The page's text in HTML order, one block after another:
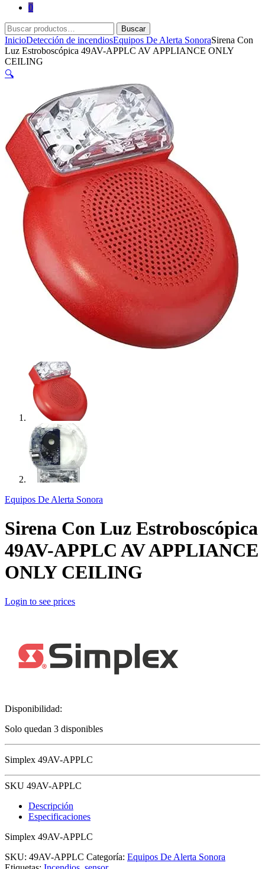
0
Buscar
por:
Buscar
InicioDetección de incendiosEquipos De Alerta SonoraSirena Con
Luz Estroboscópica 49AV-APPLC AV APPLIANCE ONLY
CEILING
🔍
Equipos De Alerta Sonora
Sirena Con Luz Estroboscópica
49AV-APPLC AV APPLIANCE
ONLY CEILING
Login to see prices
Disponibilidad:
Solo quedan 3 disponibles
Simplex 49AV-APPLC
SKU 49AV-APPLC
Descripción
Especificaciones
Simplex 49AV-APPLC
SKU: 49AV-APPLC Categoría: Equipos De Alerta Sonora